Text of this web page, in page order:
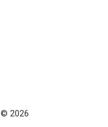
заказа;
пассажира, на
2026